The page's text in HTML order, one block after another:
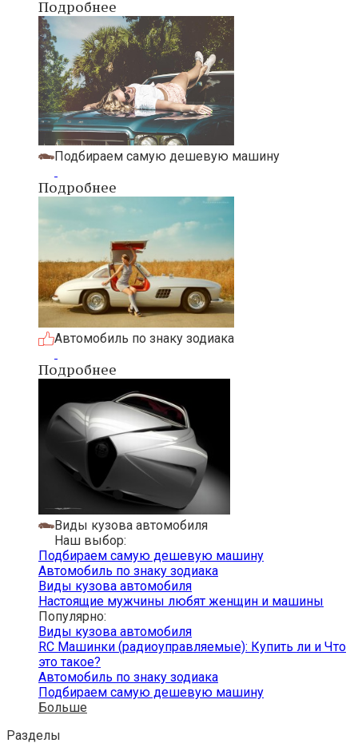
Подробнее
Подбираем самую дешевую машину
Подробнее
Автомобиль по знаку зодиака
Подробнее
Виды кузова автомобиля
Наш выбор:
Подбираем самую дешевую машину
Автомобиль по знаку зодиака
Виды кузова автомобиля
Настоящие мужчины любят женщин и машины
Популярно:
Виды кузова автомобиля
RC Машинки (радиоуправляемые): Купить ли и Что
это такое?
Автомобиль по знаку зодиака
Подбираем самую дешевую машину
Больше
Разделы